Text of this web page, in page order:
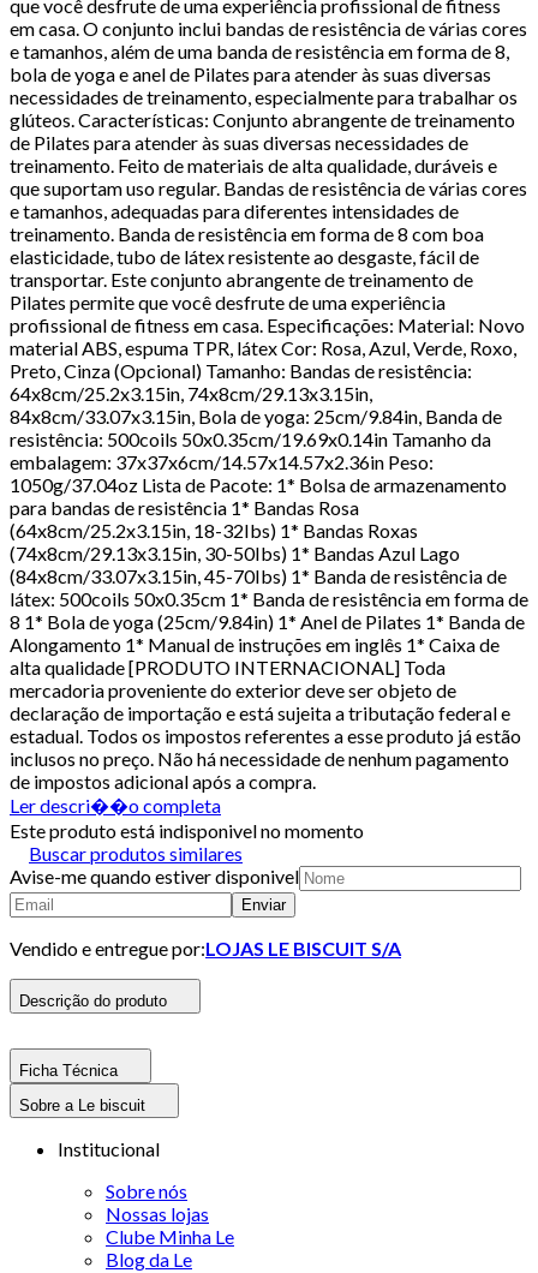
que você desfrute de uma experiência profissional de fitness
em casa. O conjunto inclui bandas de resistência de várias cores
e tamanhos, além de uma banda de resistência em forma de 8,
bola de yoga e anel de Pilates para atender às suas diversas
necessidades de treinamento, especialmente para trabalhar os
glúteos. Características: Conjunto abrangente de treinamento
de Pilates para atender às suas diversas necessidades de
treinamento. Feito de materiais de alta qualidade, duráveis e
que suportam uso regular. Bandas de resistência de várias cores
e tamanhos, adequadas para diferentes intensidades de
treinamento. Banda de resistência em forma de 8 com boa
elasticidade, tubo de látex resistente ao desgaste, fácil de
transportar. Este conjunto abrangente de treinamento de
Pilates permite que você desfrute de uma experiência
profissional de fitness em casa. Especificações: Material: Novo
material ABS, espuma TPR, látex Cor: Rosa, Azul, Verde, Roxo,
Preto, Cinza (Opcional) Tamanho: Bandas de resistência:
64x8cm/25.2x3.15in, 74x8cm/29.13x3.15in,
84x8cm/33.07x3.15in, Bola de yoga: 25cm/9.84in, Banda de
resistência: 500coils 50x0.35cm/19.69x0.14in Tamanho da
embalagem: 37x37x6cm/14.57x14.57x2.36in Peso:
1050g/37.04oz Lista de Pacote: 1* Bolsa de armazenamento
para bandas de resistência 1* Bandas Rosa
(64x8cm/25.2x3.15in, 18-32Ibs) 1* Bandas Roxas
(74x8cm/29.13x3.15in, 30-50Ibs) 1* Bandas Azul Lago
(84x8cm/33.07x3.15in, 45-70Ibs) 1* Banda de resistência de
látex: 500coils 50x0.35cm 1* Banda de resistência em forma de
8 1* Bola de yoga (25cm/9.84in) 1* Anel de Pilates 1* Banda de
Alongamento 1* Manual de instruções em inglês 1* Caixa de
alta qualidade [PRODUTO INTERNACIONAL] Toda
mercadoria proveniente do exterior deve ser objeto de
declaração de importação e está sujeita a tributação federal e
estadual. Todos os impostos referentes a esse produto já estão
inclusos no preço. Não há necessidade de nenhum pagamento
de impostos adicional após a compra.
Ler descri��o completa
Este produto está indisponivel no momento
Buscar produtos similares
Avise-me quando estiver disponivel
Enviar
Vendido e entregue por:LOJAS LE BISCUIT S/A
Descrição do produto
Ficha Técnica
Sobre a Le biscuit
Institucional
Sobre nós
Nossas lojas
Clube Minha Le
Blog da Le